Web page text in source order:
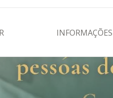
INFORMAÇÕES